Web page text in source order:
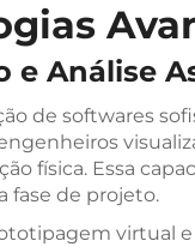
e Análise
de softwares
física. Essa
fase de projeto.
virtual